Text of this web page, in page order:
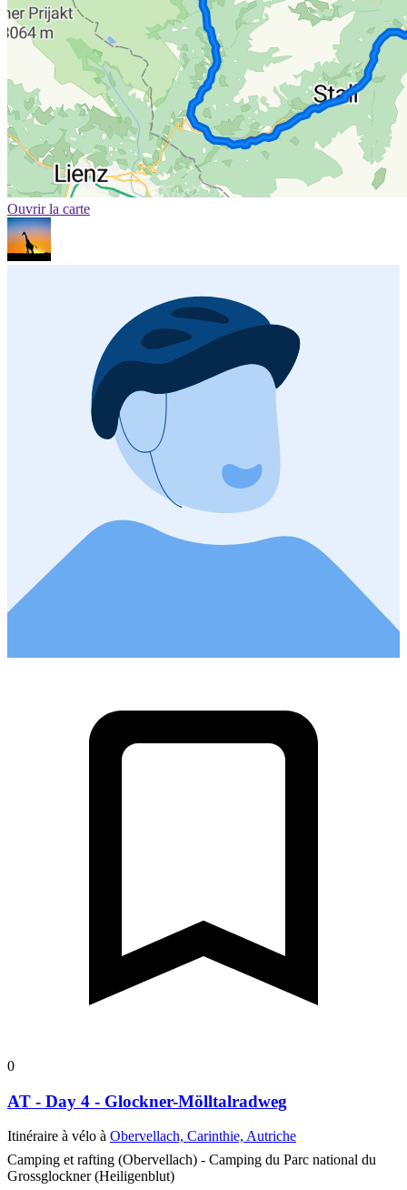
Ouvrir la carte
0
AT - Day 4 - Glockner-Mölltalradweg
Itinéraire à vélo à Obervellach, Carinthie, Autriche
Camping et rafting (Obervellach) - Camping du Parc national du
Grossglockner (Heiligenblut)